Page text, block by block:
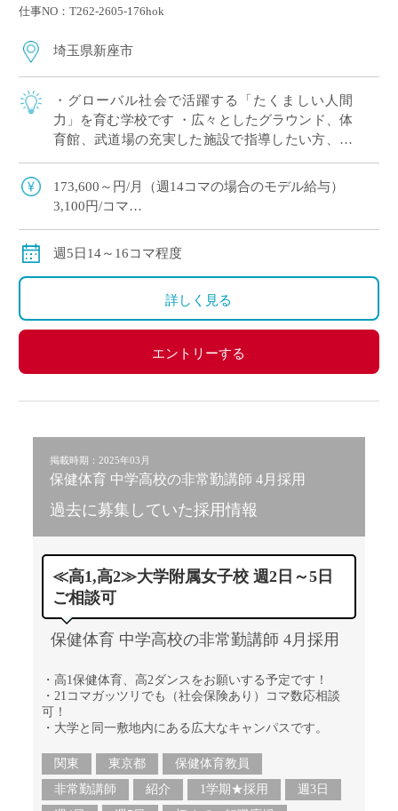
仕事NO：T262-2605-176hok
埼玉県新座市
・グローバル社会で活躍する「たくましい人間
力」を育む学校です ・広々としたグラウンド、体
育館、武道場の充実した施設で指導したい方、必
盛んで、文武両道の校風が特徴です
173,600～円/月（週14コマの場合のモデル給与）
3,100円/コマ
コマ数により健康保険、厚生年金、雇用保険への加入
週5日14～16コマ程度
詳しく見る
エントリーする
掲載時期：2025年03月
保健体育 中学高校の非常勤講師 4月採用
過去に募集していた採用情報
≪高1,高2≫大学附属女子校 週2日～5日
ご相談可
保健体育 中学高校の非常勤講師 4月採用
・高1保健体育、高2ダンスをお願いする予定です！
・21コマガッツリでも（社会保険あり）コマ数応相談
可！
・大学と同一敷地内にある広大なキャンパスです。
関東 東京都
保健体育教員
非常勤講師
紹介 1学期★採用
週3日